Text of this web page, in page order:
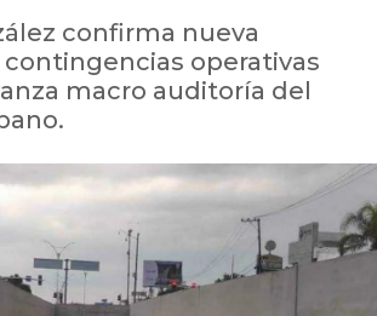
confirma nueva
contingencias operativas
macro auditoría del